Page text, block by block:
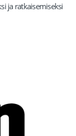
ja ratkaisemiseksi